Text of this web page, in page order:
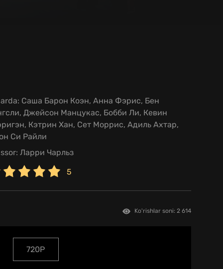
Саша Барон Коэн, Анна Фэрис, Бен
Джейсон Манцукас, Бобби Ли, Кевин
Кэтрин Хан, Сет Моррис, Адиль Ахтар,
Си Райли
Ларри Чарльз
5
Ko'rishlar soni: 2 614
720P